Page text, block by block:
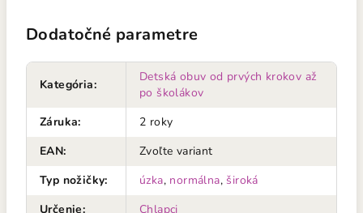
Dodatočné parametre
Kategória:
Detská obuv od prvých krokov až
po školákov
Záruka:
2 roky
EAN:
Zvoľte variant
Typ nožičky: úzka, normálna, široká
Určenie: Chlapci